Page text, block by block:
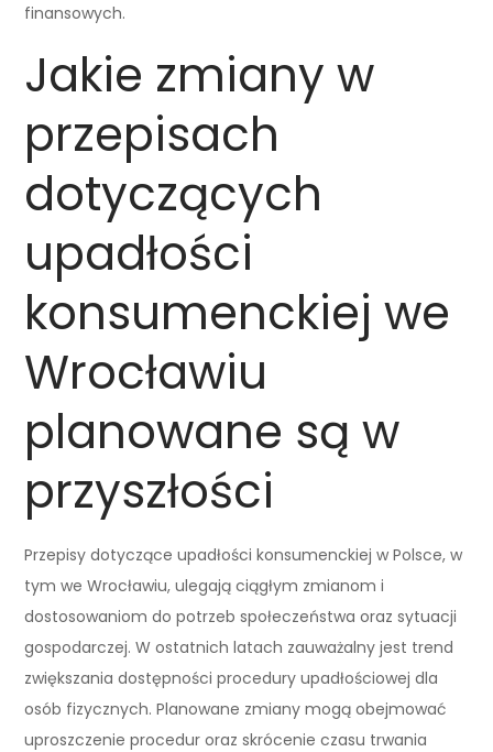
finansowych.
Jakie zmiany w
przepisach
dotyczących
upadłości
konsumenckiej we
Wrocławiu
planowane są w
przyszłości
Przepisy dotyczące upadłości konsumenckiej w Polsce, w
tym we Wrocławiu, ulegają ciągłym zmianom i
dostosowaniom do potrzeb społeczeństwa oraz sytuacji
gospodarczej. W ostatnich latach zauważalny jest trend
zwiększania dostępności procedury upadłościowej dla
osób fizycznych. Planowane zmiany mogą obejmować
uproszczenie procedur oraz skrócenie czasu trwania